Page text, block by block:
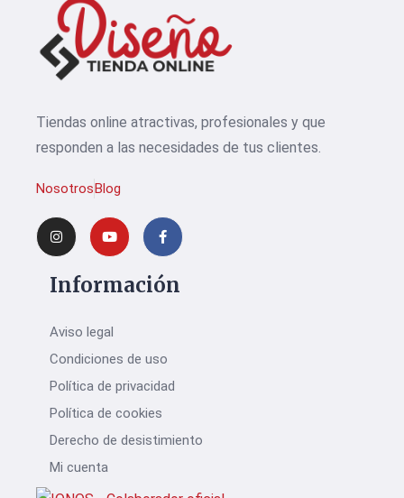
Tiendas online atractivas, profesionales y que
responden a las necesidades de tus clientes.
NosotrosBlog
Información
Aviso legal
Condiciones de uso
Política de privacidad
Política de cookies
Derecho de desistimiento
Mi cuenta